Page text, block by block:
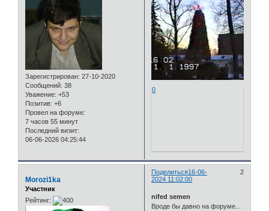
Зарегистрирован: 27-10-2020
Сообщений: 38
Уважение: +53
Позитив: +6
Провел на форуме:
7 часов 55 минут
Последний визит:
06-06-2026 04:25:44
0
Поделиться 2
16-06-
2024 11:02:00
Morozi1ka
Участник
Рейтинг:
nifed semen
Вроде бы давно на форуме...